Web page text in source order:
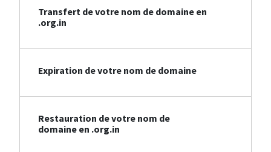
Transfert de votre nom de domaine en
.org.in
Expiration de votre nom de domaine
Restauration de votre nom de
domaine en .org.in